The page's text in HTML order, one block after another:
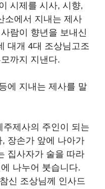
시제를 시사, 시향,
소에서 지내는 제사
람이 향년을 보내신
대개 4대 조상님고조
까지 지낸다.
에 지내는 제사를 말
제사의 주인이 되는
장손가 앞에 나아가
집사자가 술을 따라
나누어 붓습니다.
신 조상님께 인사드